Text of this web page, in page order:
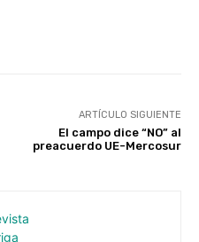
ARTÍCULO SIGUIENTE
El campo dice “NO” al
preacuerdo UE-Mercosur